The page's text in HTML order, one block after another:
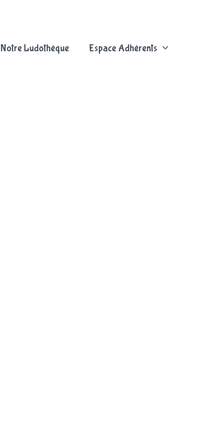
Notre Ludothèque Espace Adhérents